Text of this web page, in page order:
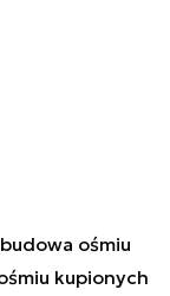
ośmiu
kupionych